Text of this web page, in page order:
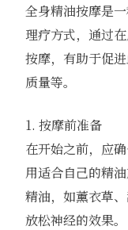
全身精油按摩是
理疗方式，通过
按摩，有助于促
质量等。
1. 按摩前准备
在开始之前，应
用适合自己的精
精油，如薰衣草
放松神经的效果。